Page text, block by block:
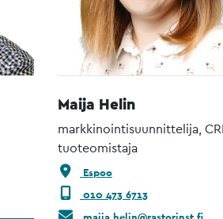
Maija Helin
markkinointisuunnittelija,
tuoteomistaja
Espoo
010 473 6713